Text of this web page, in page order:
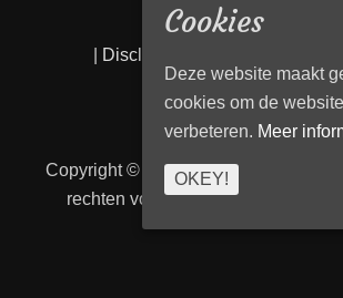
Disclaimer
Copyright © 2026Transport
rechten voorbehouden. | TBVenlo
Cookies
Deze website maakt
cookies om de
verbeteren. Meer
OKEY!